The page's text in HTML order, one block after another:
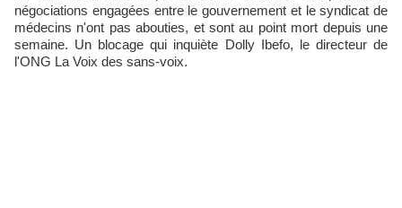
négociations engagées entre le gouvernement et le syndicat de
médecins n'ont pas abouties, et sont au point mort depuis une
semaine. Un blocage qui inquiète Dolly Ibefo, le directeur de
l'ONG La Voix des sans-voix.